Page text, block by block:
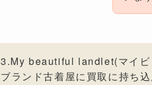
3.My beautiful landlet(マイビ
ブランド古着屋に買取に持ち